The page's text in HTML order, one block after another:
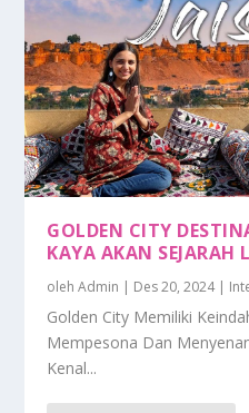
GOLDEN CITY
KAYA AKAN SEJARAH
olehAdmin | Des 20, 2024|
Golden City Memiliki
Mempesona Dan
Kenal...